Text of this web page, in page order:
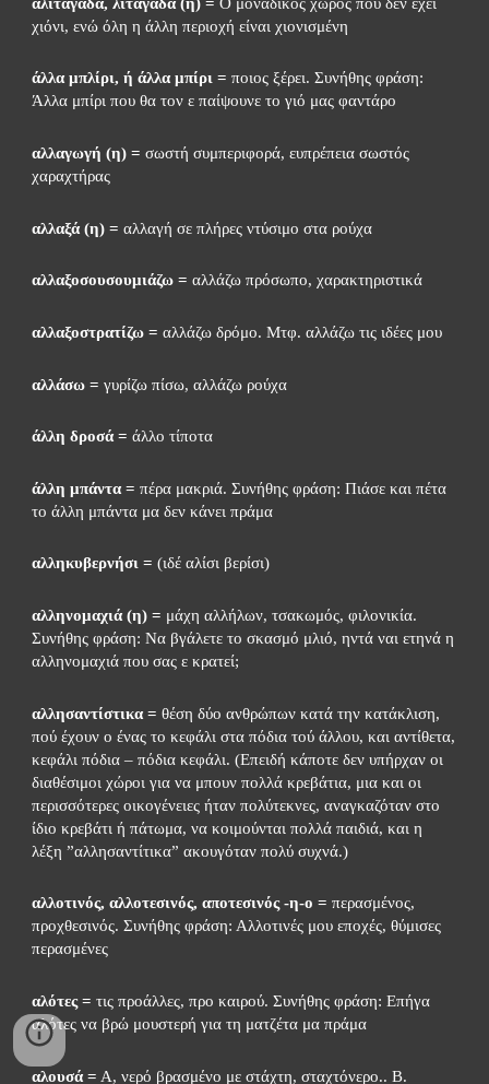
χιόνι, ενώ όλη η άλλη περιοχή είναι χιονισμένη
άλλα μπλίρι, ή άλλα μπίρι = ποιος ξέρει. Συνήθης φράση:
Άλλα μπίρι που θα τον ε παίψουνε το γιό μας φαντάρο
αλλαγωγή (η) = σωστή συμπεριφορά, ευπρέπεια σωστός
χαραχτήρας
αλλαξά (η) = αλλαγή σε πλήρες ντύσιμο στα ρούχα
αλλαξοσουσουμιάζω = αλλάζω πρόσωπο, χαρακτηριστικά
αλλαξοστρατίζω = αλλάζω δρόμο. Μτφ. αλλάζω τις ιδέες μου
αλλάσω = γυρίζω πίσω, αλλάζω ρούχα
άλλη δροσά = άλλο τίποτα
άλλη μπάντα = πέρα μακριά. Συνήθης φράση: Πιάσε και πέτα
το άλλη μπάντα μα δεν κάνει πράμα
αλληκυβερνήσι = (ιδέ αλίσι βερίσι)
αλληνομαχιά (η) = μάχη αλλήλων, τσακωμός, φιλονικία.
Συνήθης φράση: Να βγάλετε το σκασμό μλιό, ηντά ναι ετηνά η
αλληνομαχιά που σας ε κρατεί;
αλλησαντίστικα = θέση δύο ανθρώπων κατά την κατάκλιση,
πού έχουν ο ένας το κεφάλι στα πόδια τού άλλου, και αντίθετα,
κεφάλι πόδια – πόδια κεφάλι. (Επειδή κάποτε δεν υπήρχαν οι
διαθέσιμοι χώροι για να μπουν πολλά κρεβάτια, μια και οι
περισσότερες οικογένειες ήταν πολύτεκνες, αναγκαζόταν στο
ίδιο κρεβάτι ή πάτωμα, να κοιμούνται πολλά παιδιά, και η
λέξη ”αλλησαντίτικα” ακουγόταν πολύ συχνά.)
αλλοτινός, αλλοτεσινός, αποτεσινός -η-ο = περασμένος,
προχθεσινός. Συνήθης φράση: Αλλοτινές μου εποχές, θύμισες
περασμένες
αλότες = τις προάλλες, προ καιρού. Συνήθης φράση: Επήγα
αλότες να βρώ μουστερή για τη ματζέτα μα πράμα
αλουσά = Α, νερό βρασμένο με στάχτη, σταχτόνερο.. Β.